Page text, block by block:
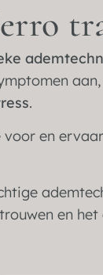
.
voor en
en